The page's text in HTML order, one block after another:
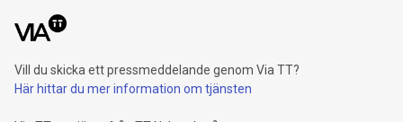
Vill du skicka ett pressmeddelande genom Via TT?
Här hittar du mer information om tjänsten